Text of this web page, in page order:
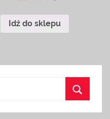
Idź do sklepu